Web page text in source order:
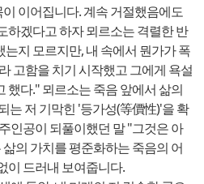
이어집니다. 계속 거절했음에도
하겠다고 하자 뫼르소는 격렬한 반
지 모르지만, 내 속에서 뭔가가 폭
고함을 치기 시작했고 그에게 욕설
했다." 뫼르소는 죽음 앞에서 삶의
는 저 기막힌 '등가성(等價性)'을 확
인공이 되풀이했던 말 "그것은 아
의 가치를 평준화하는 죽음의 어
이 드러내 보여줍니다.